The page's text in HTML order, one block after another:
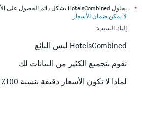
*
يحاول HotelsCombined بشكل دائم الحصول على الأسعار الدقيقة، ولكن
لا يمكن ضمان الأسعار .
إليك السبب:
HotelsCombined ليس البائع
نقوم بتجميع الكثير من البيانات لك
لماذا لا تكون الأسعار دقيقة بنسبة 100٪؟